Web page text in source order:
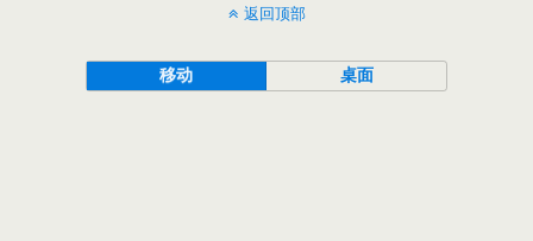
返回顶部
移动 桌面